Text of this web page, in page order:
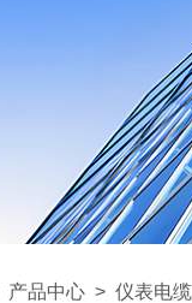
产品中心 > 仪表电缆